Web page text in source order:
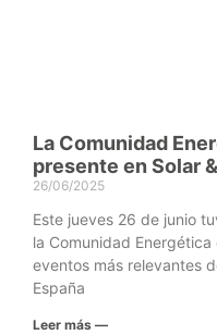
La Comunidad
presente en Solar
26/06/2025
Este jueves 26 de junio
la Comunidad
eventos más relevantes
España
Leer más —